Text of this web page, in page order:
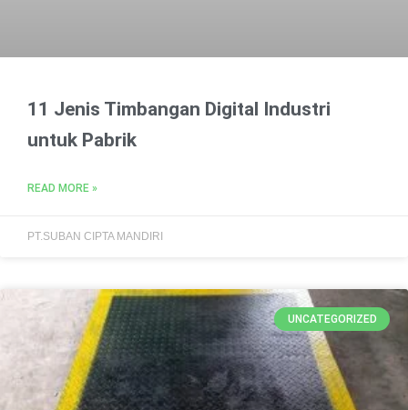
11 Jenis Timbangan Digital Industri
untuk Pabrik
READ MORE »
PT.SUBAN CIPTA MANDIRI
UNCATEGORIZED